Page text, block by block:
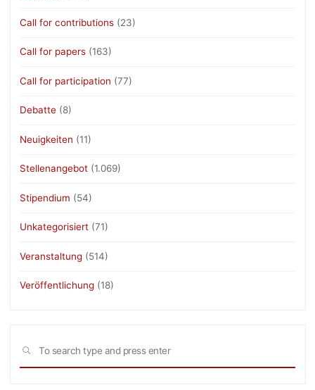
Call for contributions (23)
Call for papers (163)
Call for participation (77)
Debatte (8)
Neuigkeiten (11)
Stellenangebot (1.069)
Stipendium (54)
Unkategorisiert (71)
Veranstaltung (514)
Veröffentlichung (18)
SEARCH